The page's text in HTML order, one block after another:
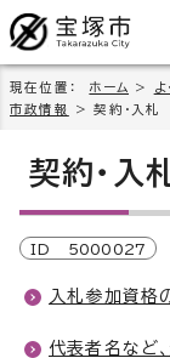
現在位置： ホーム >
市政情報
> 契約・入札
契約・入
ID 5000027
入札参加資格
代表者名など